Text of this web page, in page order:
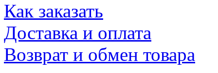
Как заказать
Доставка и оплата
Возврат и обмен товара